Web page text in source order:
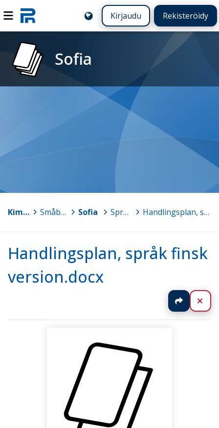
Kirjaudu Rekisteröidy
Sofia
Kimitoön-Kemiönsaari Småbarnspedagogik och förskola - Varhaiskasvatus ja esikoulu > Sofia > Språkstimulerande verksamhet > Handlingsplan, språk finsk version.docx
Handlingsplan, språk finsk
version.docx
Jaa